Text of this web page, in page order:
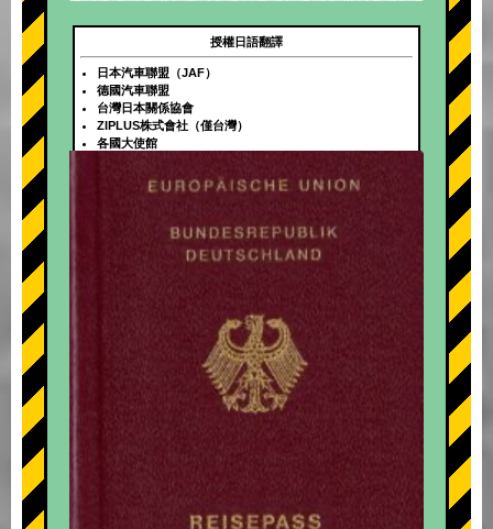
+
授權日語翻譯
日本汽車聯盟（JAF）
德國汽車聯盟
台灣日本關係協會
ZIPLUS株式會社（僅台灣）
各國大使館